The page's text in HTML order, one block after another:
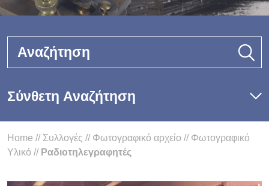
Αναζήτηση
Σύνθετη Αναζήτηση
Home // Συλλογές // Φωτογραφικό αρχείο // Φωτογραφικό
Υλικό // Ραδιοτηλεγραφητές